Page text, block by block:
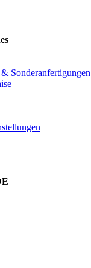
Sonderanfertigungen